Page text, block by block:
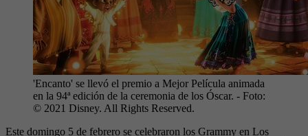
'Encanto' se llevó el premio a Mejor Película animada
en la 94ª edición de la ceremonia de los Óscar. - Foto:
© 2021 Disney. All Rights Reserved.
Este domingo 5 de febrero se celebraron los Grammy en Los